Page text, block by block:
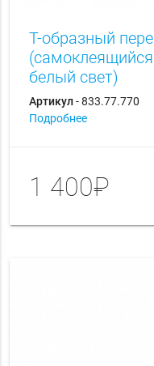
Т-образный
белый свет)
Артикул- 833.77.770
Подробнее
1 400₽